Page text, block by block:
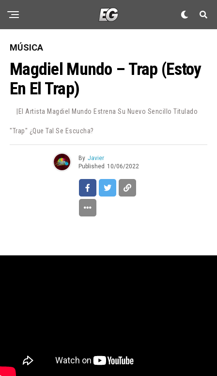
MÚSICA
Magdiel Mundo – Trap (Estoy
En El Trap)
|El Artista Magdiel Mundo Estrena Su Nuevo Sencillo Titulado
"Trap" ¿Que Tal Se Escucha?
By Javier
Published 10/06/2022